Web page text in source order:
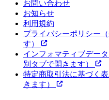
お問い合わせ
お知らせ
利用規約
プライバシーポリシー
す）
インフォマティブデー
別タブで開きます）
特定商取引法に基づく
きます）